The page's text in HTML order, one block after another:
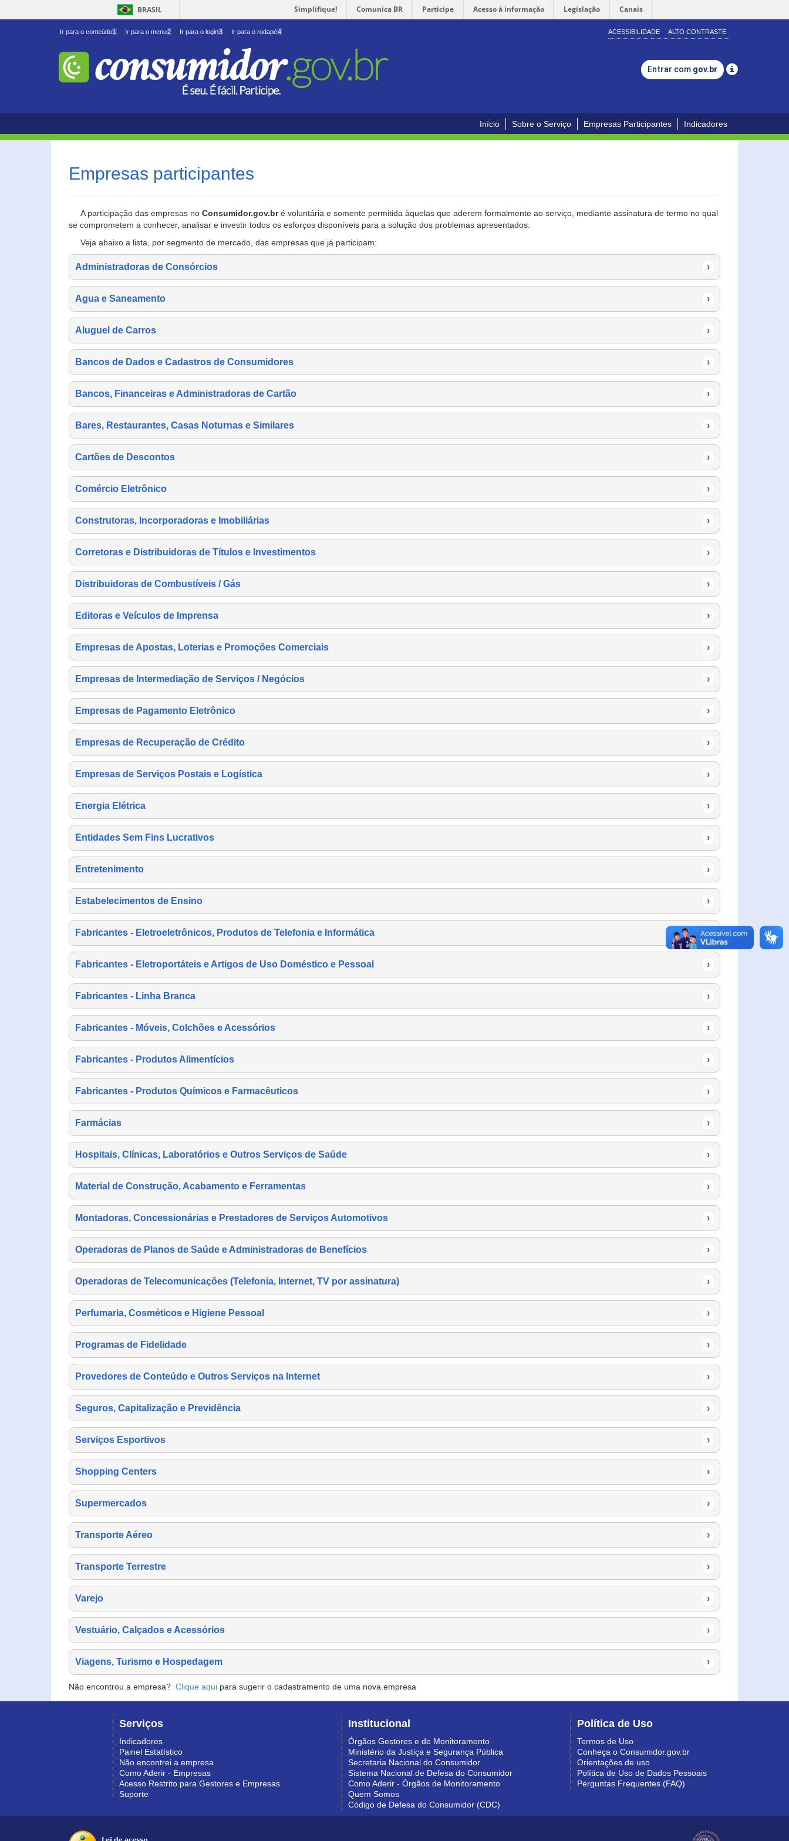
BRASIL Simplifique! Comunica BR Participe Acesso à informação Legislação Canais
Ir para o conteúdo1 Ir para o menu2 Ir para o login3 Ir para o rodapé4 ACESSIBILIDADE ALTO CONTRASTE
Entrar com gov.br
Início Sobre o Serviço Empresas Participantes Indicadores
Empresas participantes
A participação das empresas no Consumidor.gov.bré voluntária e somente permitida àquelas que aderem formalmente ao serviço, mediante assinatura de termo no qual
se comprometem a conhecer, analisar e investir todos os esforços disponíveis para a solução dos problemas apresentados.
Veja abaixo a lista, por segmento de mercado, das empresas que já participam:
Administradoras de Consórcios ›
Agua e Saneamento ›
Aluguel de Carros ›
Bancos de Dados e Cadastros de Consumidores ›
Bancos, Financeiras e Administradoras de Cartão ›
Bares, Restaurantes, Casas Noturnas e Similares ›
Cartões de Descontos ›
Comércio Eletrônico ›
Construtoras, Incorporadoras e Imobiliárias ›
Corretoras e Distribuidoras de Títulos e Investimentos ›
Distribuidoras de Combustíveis / Gás ›
Editoras e Veículos de Imprensa ›
Empresas de Apostas, Loterias e Promoções Comerciais ›
Empresas de Intermediação de Serviços / Negócios ›
Empresas de Pagamento Eletrônico ›
Empresas de Recuperação de Crédito ›
Empresas de Serviços Postais e Logística ›
Energia Elétrica ›
Entidades Sem Fins Lucrativos ›
Entretenimento ›
Estabelecimentos de Ensino ›
Fabricantes - Eletroeletrônicos, Produtos de Telefonia e Informática ›
Fabricantes - Eletroportáteis e Artigos de Uso Doméstico e Pessoal ›
Fabricantes - Linha Branca ›
Fabricantes - Móveis, Colchões e Acessórios ›
Fabricantes - Produtos Alimentícios ›
Fabricantes - Produtos Químicos e Farmacêuticos ›
Farmácias ›
Hospitais, Clínicas, Laboratórios e Outros Serviços de Saúde ›
Material de Construção, Acabamento e Ferramentas ›
Montadoras, Concessionárias e Prestadores de Serviços Automotivos ›
Operadoras de Planos de Saúde e Administradoras de Benefícios ›
Operadoras de Telecomunicações (Telefonia, Internet, TV por assinatura) ›
Perfumaria, Cosméticos e Higiene Pessoal ›
Programas de Fidelidade ›
Provedores de Conteúdo e Outros Serviços na Internet ›
Seguros, Capitalização e Previdência ›
Serviços Esportivos ›
Shopping Centers ›
Supermercados ›
Transporte Aéreo ›
Transporte Terrestre ›
Varejo ›
Vestuário, Calçados e Acessórios ›
Viagens, Turismo e Hospedagem ›
Não encontrou a empresa? Clique aqui para sugerir o cadastramento de uma nova empresa
Serviços
Indicadores
Painel Estatístico
Não encontrei a empresa
Como Aderir - Empresas
Acesso Restrito para Gestores e Empresas
Suporte
Institucional
Órgãos Gestores e de Monitoramento
Ministério da Justiça e Segurança Pública
Secretaria Nacional do Consumidor
Sistema Nacional de Defesa do Consumidor
Como Aderir - Órgãos de Monitoramento
Quem Somos
Código de Defesa do Consumidor (CDC)
Política de Uso
Termos de Uso
Conheça o Consumidor.gov.br
Orientações de uso
Política de Uso de Dados Pessoais
Perguntas Frequentes (FAQ)